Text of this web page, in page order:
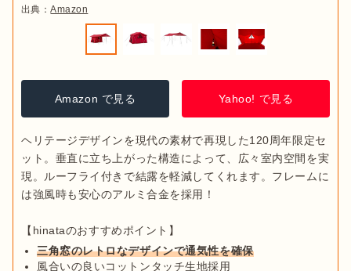
出典：Amazon
Amazon で見る Yahoo! で見る
ヘリテージデザインを現代の素材で再現した120周年限定セ
ット。垂直に立ち上がった構造によって、広々室内空間を実
現。ルーフライ付きで結露を軽減してくれます。フレームに
は強風時も安心のアルミ合金を採用！
三角窓のレトロなデザインで通気性を確保
風合いの良いコットンタッチ生地採用